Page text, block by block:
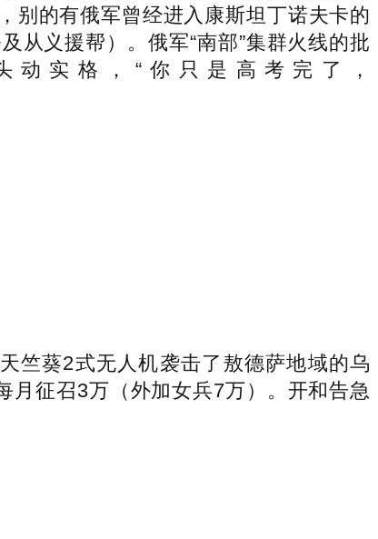
别的有俄军曾经进入康斯坦丁诺夫卡的
从义援帮）。俄军“南部”集群火线的批
实格，“你只是高考完了，
竺葵2式无人机袭击了敖德萨地域的乌
月征召3万（外加女兵7万）。开和告急